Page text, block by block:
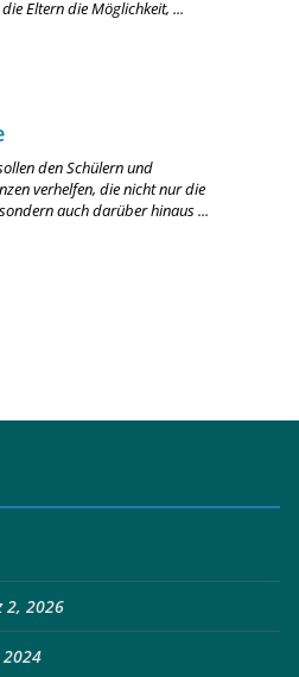
Eltern die Möglichkeit, ...
den Schülern und
verhelfen, die nicht nur die
auch darüber hinaus ...
2, 2026
2024